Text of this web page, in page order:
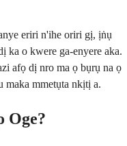
eriri n'ihe oriri gị, ịṅụ
ka o kwere ga-enyere aka.
afọ dị nro ma ọ bụrụ na ọ
mmetụta nkịtị a.
Oge?